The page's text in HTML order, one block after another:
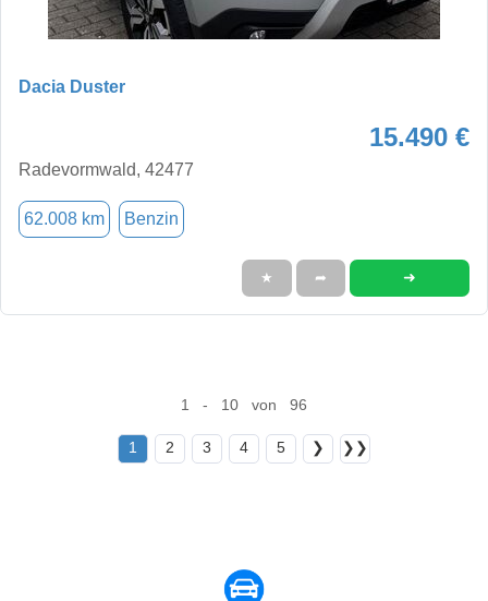
Dacia Duster
15.490 €
Radevormwald, 42477
62.008 km Benzin
★ ➦ ➜
1 - 10 von 96
1 2 3 4 5 ❯ ❯❯